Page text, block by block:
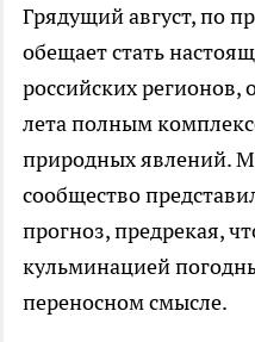
Грядущий август, по
обещает стать
российских
лета полным
природных явлений.
сообщество
прогноз, предрекая,
кульминацией
переносном смысле.